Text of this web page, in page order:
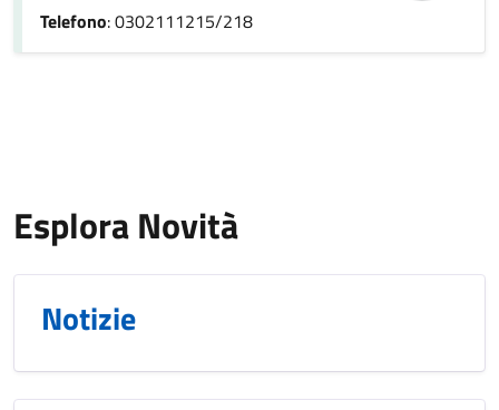
Telefono: 0302111215/218
Esplora Novità
Notizie